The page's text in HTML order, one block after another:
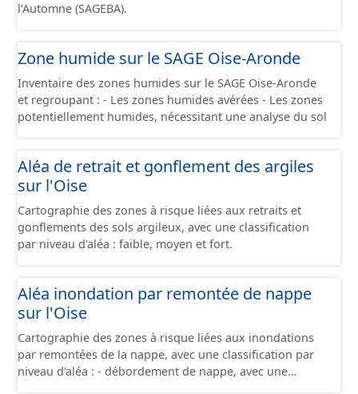
l'Automne (SAGEBA).
Zone humide sur le SAGE Oise-Aronde
Inventaire des zones humides sur le SAGE Oise-Aronde
et regroupant : - Les zones humides avérées - Les zones
potentiellement humides, nécessitant une analyse du sol
Aléa de retrait et gonflement des argiles
sur l'Oise
Cartographie des zones à risque liées aux retraits et
gonflements des sols argileux, avec une classification
par niveau d'aléa : faible, moyen et fort.
Aléa inondation par remontée de nappe
sur l'Oise
Cartographie des zones à risque liées aux inondations
par remontées de la nappe, avec une classification par
niveau d'aléa : - débordement de nappe, avec une